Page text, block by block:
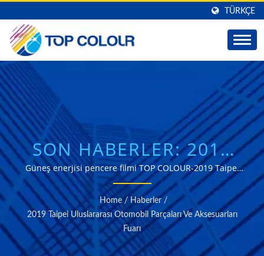
TÜRKÇE
SON HABERLER: 2019
TAIPEI ULUSLARARASI
OTOMOBIL PARÇALARI
VE AKSESUARLARI
FUARI | TOP COLOUR
Güneş enerjisi pencere filmi TOP COLOUR-2019 Taipei
AMPA Fuarı
Home / Haberler /
2019 Taipei Uluslararası Otomobil Parçaları Ve Aksesuarları
Fuarı